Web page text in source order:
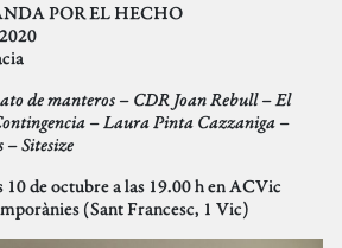
POR EL HECHO
de manteros – CDR Joan Rebull – El
– Laura Pinta Cazzaniga –
Sitesize
de octubre a las 19.00 h en ACVic
(Sant Francesc, 1 Vic)